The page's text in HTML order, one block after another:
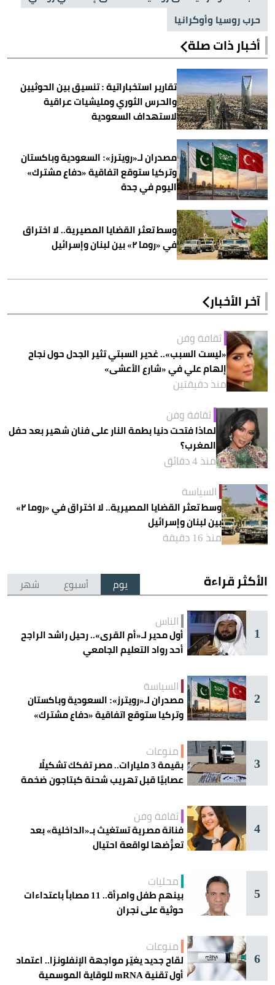
حرب روسيا وأوكرانيا
أخبار ذات صلة
تقارير استخباراتية : تنسيق بين الحوثيين
والحرس الثوري ومليشيات عراقية
لاستهداف السعودية
مصدران لـ«رويترز»: السعودية وباكستان
وتركيا ستوقع اتفاقية «دفاع مشترك»
اليوم في جدة
وسط تعثر القضايا المصيرية.. لا اختراق
في «روما ٢» بين لبنان وإسرائيل
آخر الأخبار
ثقافة وفن
«ليست السبب».. غدير السبتي تثير الجدل حول نجاح
إلهام علي في «شارع الأعشى»
منذ دقيقتين
ثقافة وفن
لماذا فتحت دنيا بطمة النار على فنان شهير بعد حفل
المغرب؟
منذ 4 دقائق
السياسة
وسط تعثر القضايا المصيرية.. لا اختراق في «روما ٢»
بين لبنان وإسرائيل
منذ 16 دقيقة
الأكثر قراءة يوم أسبوع شهر
1
الناس
أول مدير لـ«أم القرى».. رحيل راشد الراجح
أحد رواد التعليم الجامعي
2
السياسة
مصدران لـ«رويترز»: السعودية وباكستان
وتركيا ستوقع اتفاقية «دفاع مشترك»
3
منوعات
بقيمة 3 مليارات.. مصر تفكك تشكيلًا
عصابيًا قبل تهريب شحنة كبتاجون ضخمة
4
ثقافة وفن
فنانة مصرية تستغيث بـ«الداخلية» بعد
تعرُّضها لواقعة احتيال
5
محليات
بينهم طفل وامرأة.. 11 مصاباً باعتداءات
حوثية على نجران
6
منوعات
لقاح جديد يغيّر مواجهة الإنفلونزا.. اعتماد
أول تقنية mRNA للوقاية الموسمية